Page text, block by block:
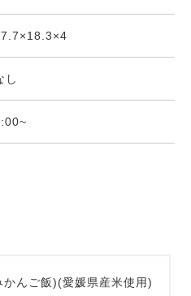
し
んご飯)(愛媛県産米使用)